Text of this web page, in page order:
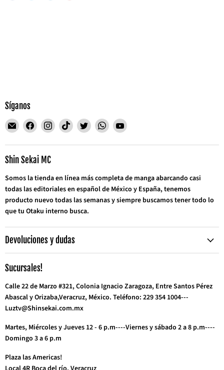
Síganos
Encuéntrenos
Correo
electrónico
Encuéntrenos
Facebook
Encuéntrenos
Instagram
Encuéntrenos
TikTok
Encuéntrenos
Twitter
Encuéntrenos
WhatsApp
Encuéntrenos
YouTube
Shin Sekai MC
Somos la tienda en línea más completa de manga abarcando casi
todas las editoriales en español de México y España, tenemos
producto nuevo todas las semanas y siempre buscamos tener todo lo
que tu Otaku interno busca.
Devoluciones y dudas
Sucursales!
Calle 22 de Marzo #321, Colonia Ignacio Zaragoza, Entre Santos Pérez
Abascal y Orizaba,Veracruz, México. Teléfono: 229 354 1004---
Luztv@Shinsekai.com.mx
Martes, Miércoles y Jueves 12 - 6 p.m----Viernes y sábado 2 a 8 p.m----
Domingo 3 a 6 p.m
Plaza las Americas!